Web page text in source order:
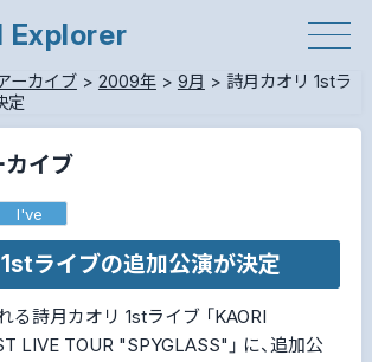
Explorer
ーカイブ> 2009年> 9月 > 詩月カオリ 1stラ
定
カイブ
I've
ライブの追加公演が決定
る詩月カオリ 1stライブ 「KAORI
LIVE TOUR "SPYGLASS"」 に、追加公